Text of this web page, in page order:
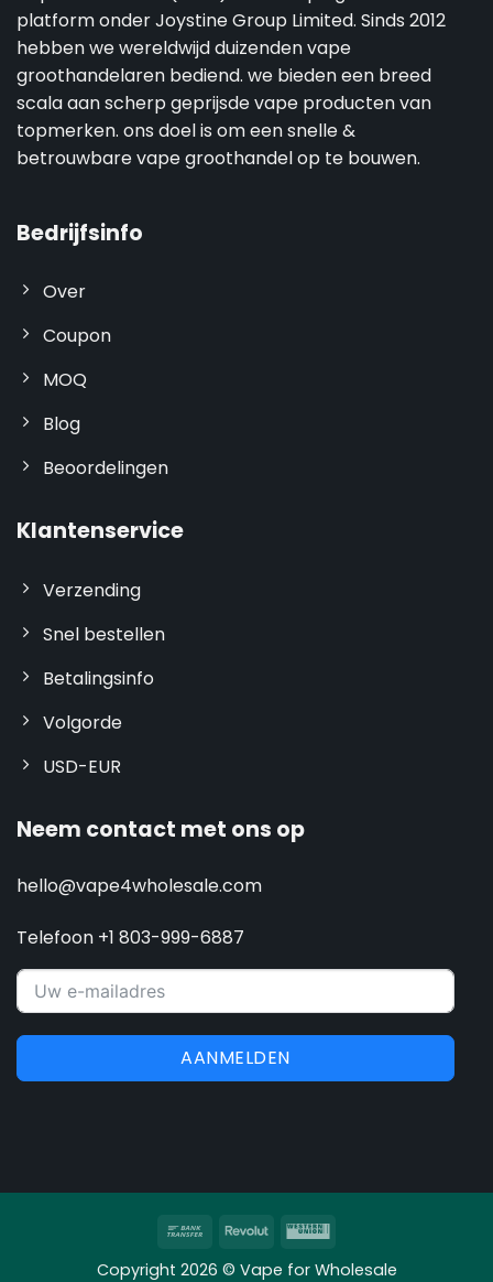
platform onder Joystine Group Limited. Sinds 2012
hebben we wereldwijd duizenden vape
groothandelaren bediend. we bieden een breed
scala aan scherp geprijsde vape producten van
topmerken. ons doel is om een snelle &
betrouwbare vape groothandel op te bouwen.
Bedrijfsinfo
Over
Coupon
MOQ
Blog
Beoordelingen
Klantenservice
Verzending
Snel bestellen
Betalingsinfo
Volgorde
USD-EUR
Neem contact met ons op
hello@vape4wholesale.com
Telefoon +1 803-999-6887
AANMELDEN
Overschrijving
RevolutWestern
Copyright 2026 © Vape for Wholesale